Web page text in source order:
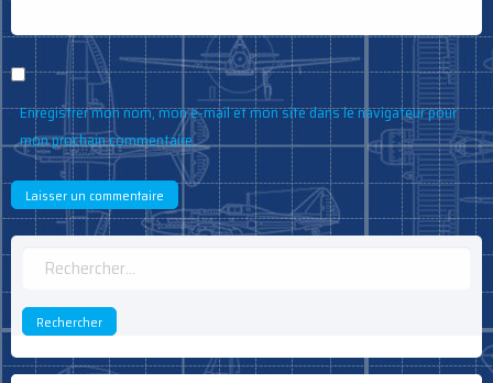
Enregistrer mon nom, mon e-mail et mon site dans le navigateur pour
mon prochain commentaire.
Rechercher :